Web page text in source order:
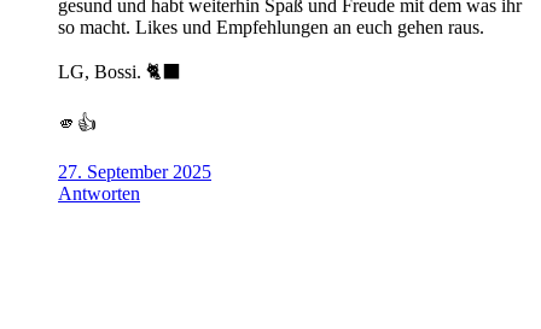
gesund und habt weiterhin Spaß und Freude mit dem was ihr
so macht. Likes und Empfehlungen an euch gehen raus.
LG, Bossi. 🐈‍⬛
🫵👍
27. September 2025
Antworten